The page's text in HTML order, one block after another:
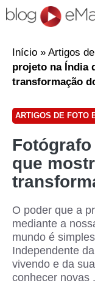
Início » Artigos
projeto na Índia
transformação
ARTIGOS DE FOTO
que
O poder que a
mediante a
mundo é
Independente
vivendo e da
conhecer novas